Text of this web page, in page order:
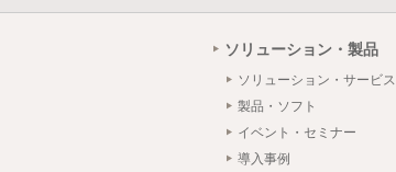
ソリューション・製品
ソリューション・サービス
製品・ソフト
イベント・セミナー
導入事例